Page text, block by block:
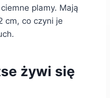
plamy. Mają
cm, co czyni je
żywi się